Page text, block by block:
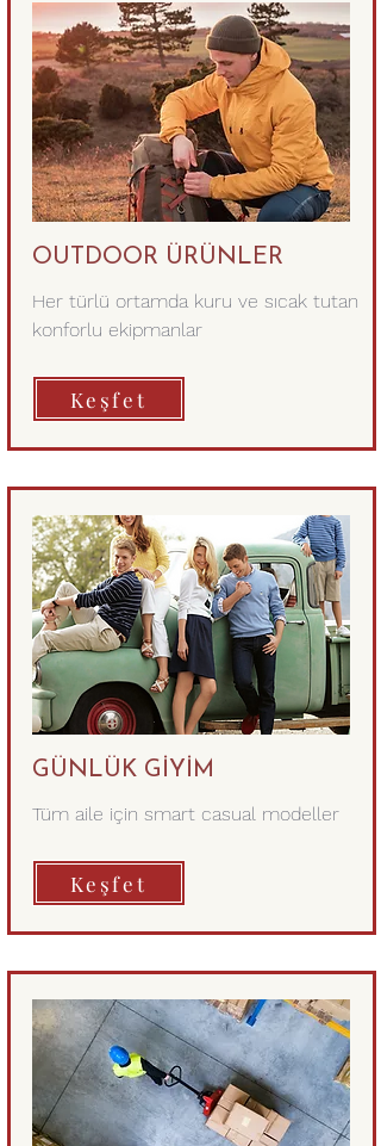
OUTDOOR ÜRÜNLER
Her türlü ortamda kuru ve sıcak tutan
konforlu ekipmanlar
Keşfet
GÜNLÜK GİYİM
Tüm aile için smart casual modeller
Keşfet